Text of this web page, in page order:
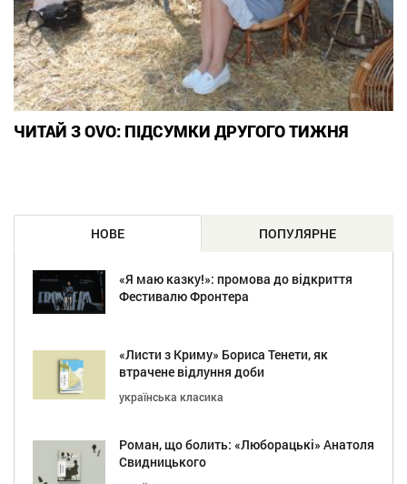
ЧИТАЙ З OVO: ПІДСУМКИ ДРУГОГО ТИЖНЯ
НОВЕ ПОПУЛЯРНЕ
«Я маю казку!»: промова до відкриття
Фестивалю Фронтера
«Листи з Криму» Бориса Тенети, як
втрачене відлуння доби
українська класика
Роман, що болить: «Люборацькі» Анатоля
Свидницького